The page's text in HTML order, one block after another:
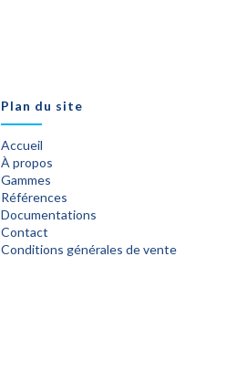
Plan du site
Accueil
À propos
Gammes
Références
Documentations
Contact
Conditions générales de vente